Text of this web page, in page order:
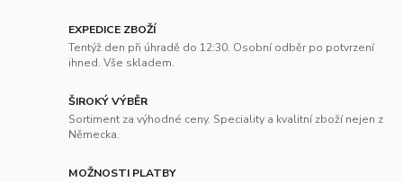
EXPEDICE ZBOŽÍ
Tentýž den při úhradě do 12:30. Osobní odběr po potvrzení
ihned. Vše skladem.
ŠIROKÝ VÝBĚR
Sortiment za výhodné ceny. Speciality a kvalitní zboží nejen z
Německa.
MOŽNOSTI PLATBY